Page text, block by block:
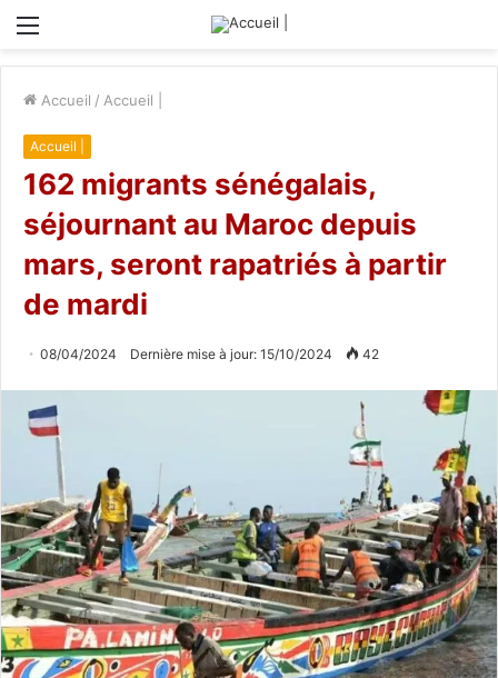
Menu
Accueil / Accueil |
Accueil |
162 migrants sénégalais,
séjournant au Maroc depuis
mars, seront rapatriés à partir
de mardi
08/04/2024 Dernière mise à jour: 15/10/2024 42